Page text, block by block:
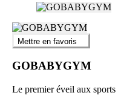
Mettre en favoris
GOBABYGYM
Le premier éveil aux sports